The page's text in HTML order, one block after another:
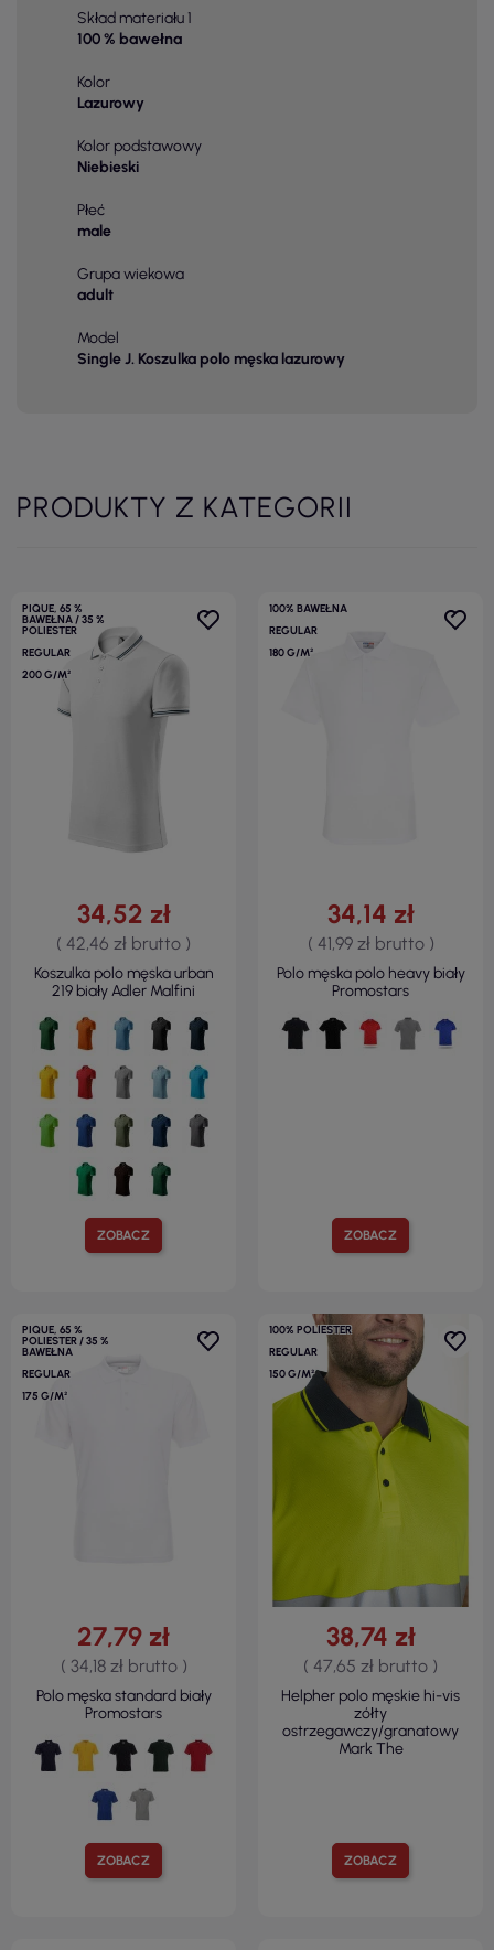
Skład materiału 1
100 % bawełna
Kolor
Lazurowy
Kolor podstawowy
Niebieski
Płeć
male
Grupa wiekowa
adult
Model
Single J. Koszulka polo męska lazurowy
PRODUKTY Z KATEGORII
PIQUE, 65 %
BAWEŁNA / 35 %
POLIESTER
REGULAR
200 G/M²
ZOBACZ
34,52 zł
( 42,46 zł brutto )
Koszulka polo męska urban
219 biały Adler Malfini
100% BAWEŁNA
REGULAR
180 G/M²
ZOBACZ
34,14 zł
( 41,99 zł brutto )
Polo męska polo heavy biały
Promostars
PIQUE, 65 %
POLIESTER / 35 %
BAWEŁNA
REGULAR
175 G/M²
ZOBACZ
27,79 zł
( 34,18 zł brutto )
Polo męska standard biały
Promostars
100% POLIESTER
REGULAR
150 G/M²
ZOBACZ
38,74 zł
( 47,65 zł brutto )
Helpher polo męskie hi-vis
zółty
ostrzegawczy/granatowy
Mark The